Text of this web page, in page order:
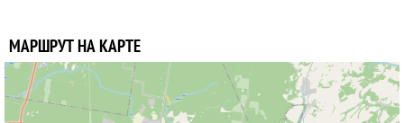
МАРШРУТ НА КАРТЕ